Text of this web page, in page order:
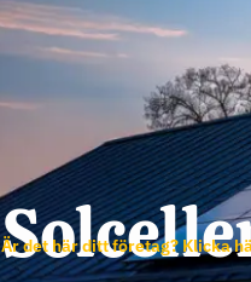
Är det här ditt företag? Klicka